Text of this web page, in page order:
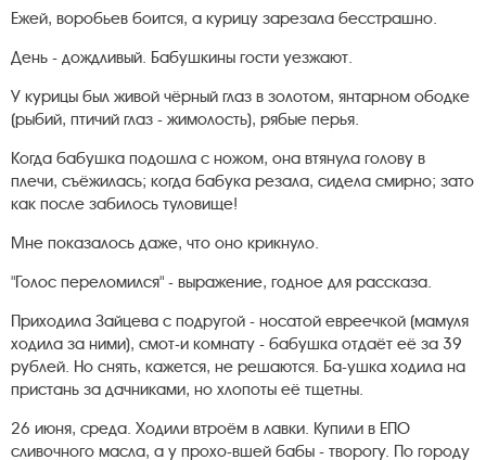
Ежей, воробьев боится, а курицу зарезала бесстрашно.
День - дождливый. Бабушкины гости уезжают.
У курицы был живой чёрный глаз в золотом, янтарном ободке
(рыбий, птичий глаз - жимолость), рябые перья.
Когда бабушка подошла с ножом, она втянула голову в
плечи, съёжилась; когда бабука резала, сидела смирно; зато
как после забилось туловище!
Мне показалось даже, что оно крикнуло.
"Голос переломился" - выражение, годное для рассказа.
Приходила Зайцева с подругой - носатой евреечкой (мамуля
ходила за ними), смот-и комнату - бабушка отдаёт её за 39
рублей. Но снять, кажется, не решаются. Ба-ушка ходила на
пристань за дачниками, но хлопоты её тщетны.
26 июня, среда. Ходили втроём в лавки. Купили в ЕПО
сливочного масла, а у прохо-вшей бабы - творогу. По городу